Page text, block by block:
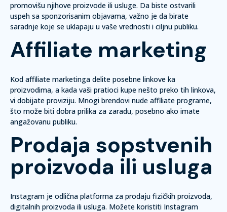
promovišu njihove proizvode ili usluge. Da biste ostvarili
uspeh sa sponzorisanim objavama, važno je da birate
saradnje koje se uklapaju u vaše vrednosti i ciljnu publiku.
Affiliate marketing
Kod affiliate marketinga delite posebne linkove ka
proizvodima, a kada vaši pratioci kupe nešto preko tih linkova,
vi dobijate proviziju. Mnogi brendovi nude affiliate programe,
što može biti dobra prilika za zaradu, posebno ako imate
angažovanu publiku.
Prodaja sopstvenih
proizvoda ili usluga
Instagram je odlična platforma za prodaju fizičkih proizvoda,
digitalnih proizvoda ili usluga. Možete koristiti Instagram